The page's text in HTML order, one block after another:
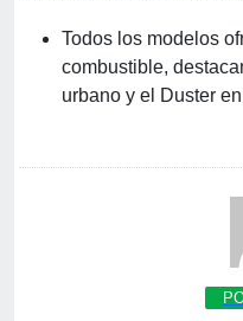
Todos los modelos
combustible,
urbano y el Duster